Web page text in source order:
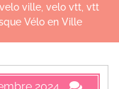
velo ville velo vtt vtt
Vélo en Ville